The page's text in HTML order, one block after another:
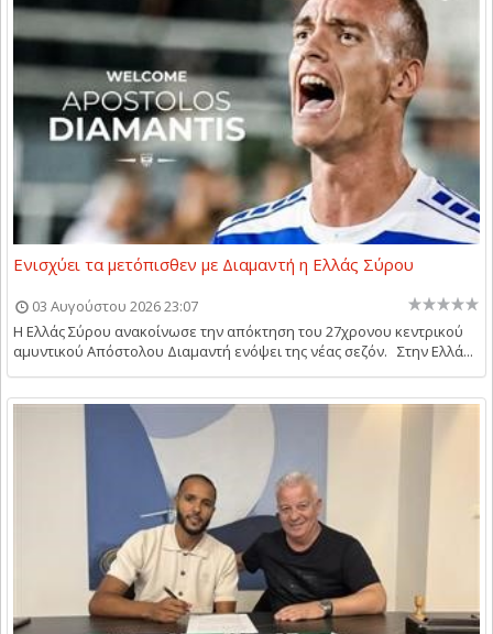
Ενισχύει τα μετόπισθεν με Διαμαντή η Ελλάς Σύρου
03 Αυγούστου 2026 23:07
Η Ελλάς Σύρου ανακοίνωσε την απόκτηση του 27χρονου κεντρικού
αμυντικού Απόστολου Διαμαντή ενόψει της νέας σεζόν. Στην Ελλά...